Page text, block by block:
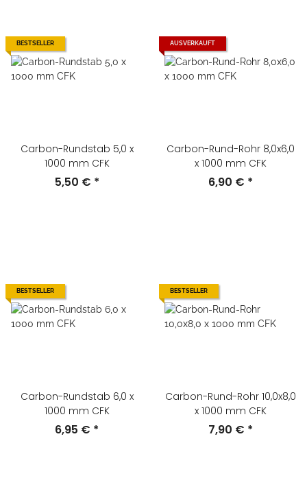
BESTSELLER
Carbon-Rundstab 5,0 x
1000 mm CFK
5,50 € *
AUSVERKAUFT
Carbon-Rund-Rohr 8,0x6,0
x 1000 mm CFK
6,90 € *
BESTSELLER
Carbon-Rundstab 6,0 x
1000 mm CFK
6,95 € *
BESTSELLER
Carbon-Rund-Rohr 10,0x8,0
x 1000 mm CFK
7,90 € *